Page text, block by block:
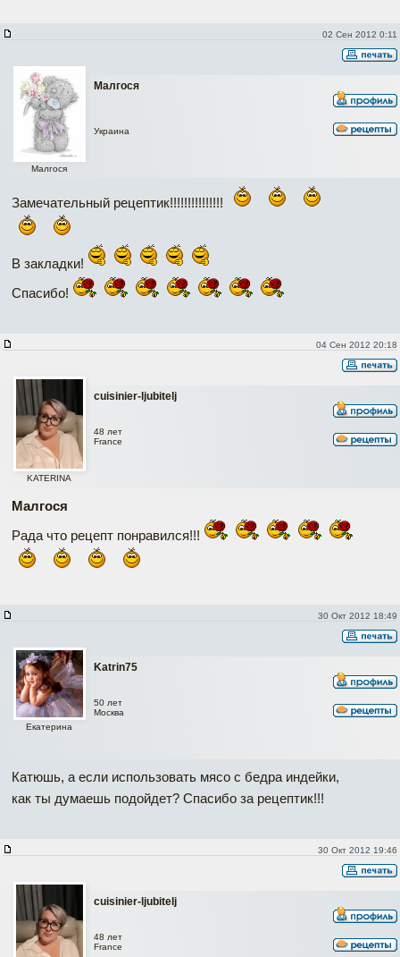
02 Сен 2012 0:11
Малгося
Малгося
Украина
Замечательный рецептик!!!!!!!!!!!!!!!
В закладки!
Спасибо!
04 Сен 2012 20:18
cuisinier-ljubitelj
KATERINA
48 лет
France
Малгося
Рада что рецепт понравился!!!
30 Окт 2012 18:49
Katrin75
Екатерина
50 лет
Москва
Катюшь, а если использовать мясо с бедра индейки,
как ты думаешь подойдет? Спасибо за рецептик!!!
30 Окт 2012 19:46
cuisinier-ljubitelj
48 лет
France